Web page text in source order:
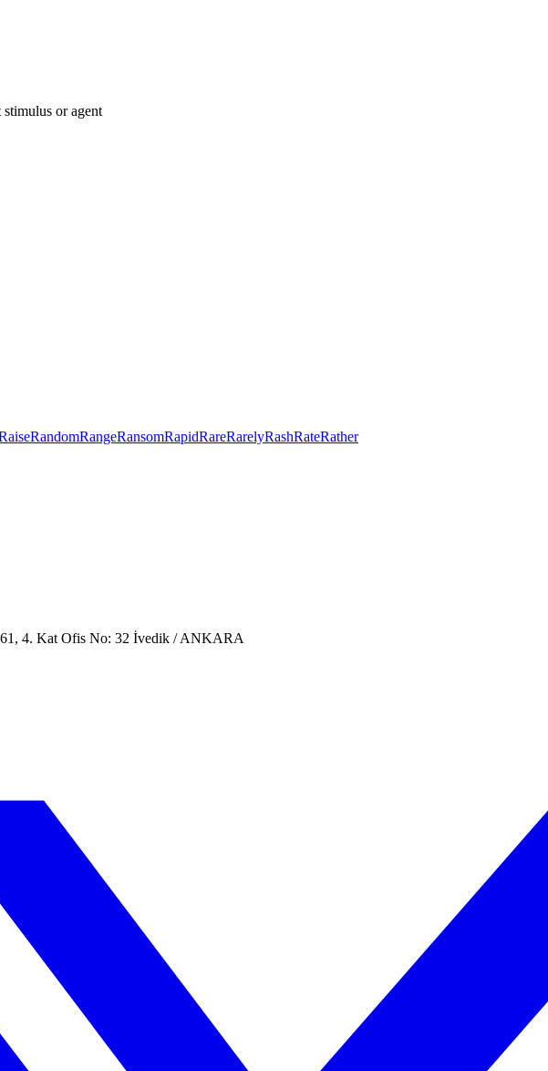
or agent
RandomRangeRansomRapidRareRarelyRashRateRather
4. Kat Ofis No: 32 İvedik / ANKARA